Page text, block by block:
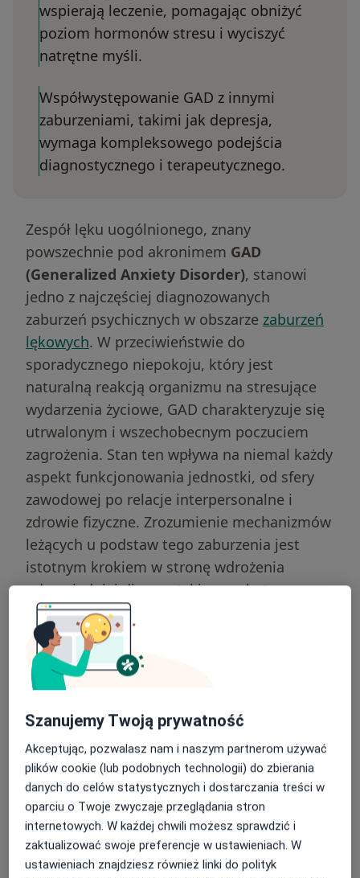
wspierają leczenie, pomagając obniżyć
poziom hormonów stresu i wyciszyć
natrętne myśli.
Współwystępowanie GAD z innymi
zaburzeniami, takimi jak depresja,
wymaga kompleksowego podejścia
diagnostycznego i terapeutycznego.
Zespół lęku uogólnionego, znany
powszechnie pod akronimem GAD
(Generalized Anxiety Disorder), stanowi
jedno z najczęściej diagnozowanych
zaburzeń psychicznych w obszarze zaburzeń
lękowych. W przeciwieństwie do
sporadycznego niepokoju, który jest
naturalną reakcją organizmu na stresujące
wydarzenia życiowe, GAD charakteryzuje się
utrwalonym i wszechobecnym poczuciem
zagrożenia. Stan ten wpływa na niemal każdy
aspekt funkcjonowania jednostki, od sfery
zawodowej po relacje interpersonalne i
zdrowie fizyczne. Zrozumienie mechanizmów
leżących u podstaw tego zaburzenia jest
istotnym krokiem w stronę wdrożenia
odpowiedniej diagnostyki oraz skutecznego
procesu terapeutycznego, który pozwala na
znaczną poprawę jakości życia pacjentów.
Czym jest zespół lęku
uogólnionego (GAD)?
Zespół lęku uogólnionego to jednostka
chorobowa definiowana jako stan
przewlekłego, nadmiernego i trudnego do
opanowania lęku, który dotyczy wielu
różnych sfer życia i aktywności. Osoby
Szanujemy Twoją prywatność
Akceptując, pozwalasz nam i naszym partnerom używać
plików cookie (lub podobnych technologii) do zbierania
danych do celów statystycznych i dostarczania treści w
oparciu o Twoje zwyczaje przeglądania stron
internetowych. W każdej chwili możesz sprawdzić i
zaktualizować swoje preferencje w ustawieniach. W
ustawieniach znajdziesz również linki do polityk